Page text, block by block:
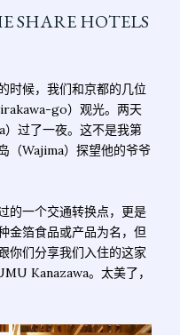
SHARE HOTELS
时候，我们和京都的几位
go）观光。两天
过了一夜。这不是我第
（Wajima）探望他的爷爷
的一个交通转换点，更是
金箔食品或产品为名，但
你们分享我们入住的这家
Kanazawa。太美了，